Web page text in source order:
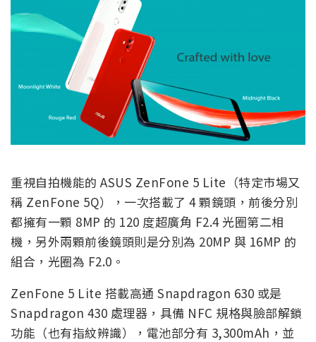
重視自拍機能的 ASUS ZenFone 5 Lite（特定市場又
稱 ZenFone 5Q），一次搭載了 4 顆鏡頭，前後分別
都擁有一顆 8MP 的 120 度超廣角 F2.4 光圈第二相
機，另外兩顆前後鏡頭則是分別為 20MP 與 16MP 的
組合，光圈為 F2.0。
ZenFone 5 Lite 搭載高通 Snapdragon 630 或是
Snapdragon 430 處理器，具備 NFC 規格與臉部解鎖
功能（也有指紋辨識），電池部分有 3,300mAh，並